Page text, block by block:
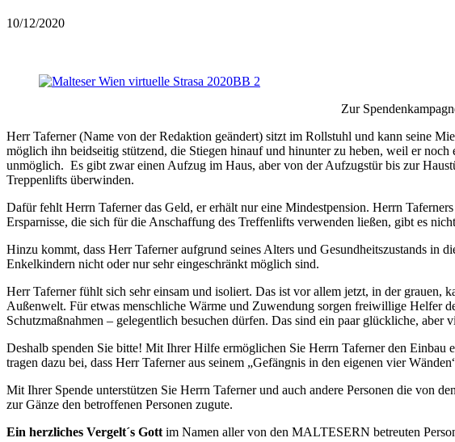
10/12/2020
Zur
Herr Taferner (Name von der Redaktion geändert) sitzt im Rollstuhl und kann seine
möglich ihn beidseitig stützend, die Stiegen hinauf und hinunter zu heben, weil er
unmöglich. Es gibt zwar einen Aufzug im Haus, aber von der Aufzugstür bis zur
Treppenlifts überwinden.
Dafür fehlt Herrn Taferner das Geld, er erhält nur eine Mindestpension. Herrn
Ersparnisse, die sich für die Anschaffung des Treffenlifts verwenden ließen, gibt es
Hinzu kommt, dass Herr Taferner aufgrund seines Alters und Gesundheitszustands in
Enkelkindern nicht oder nur sehr eingeschränkt möglich sind.
Herr Taferner fühlt sich sehr einsam und isoliert. Das ist vor allem jetzt, in der grauen,
Außenwelt. Für etwas menschliche Wärme und Zuwendung sorgen freiwillige Helfer
Schutzmaßnahmen – gelegentlich besuchen dürfen. Das sind ein paar glückliche,
Deshalb spenden Sie bitte! Mit Ihrer Hilfe ermöglichen Sie Herrn Taferner den Einbau
tragen dazu bei, dass Herr Taferner aus seinem „Gefängnis in den eigenen vier
Mit Ihrer Spende unterstützen Sie Herrn Taferner und auch andere Personen die
zur Gänze den betroffenen Personen zugute.
Ein herzliches Vergelt´s Gott im Namen aller von den MALTESERN betreuten